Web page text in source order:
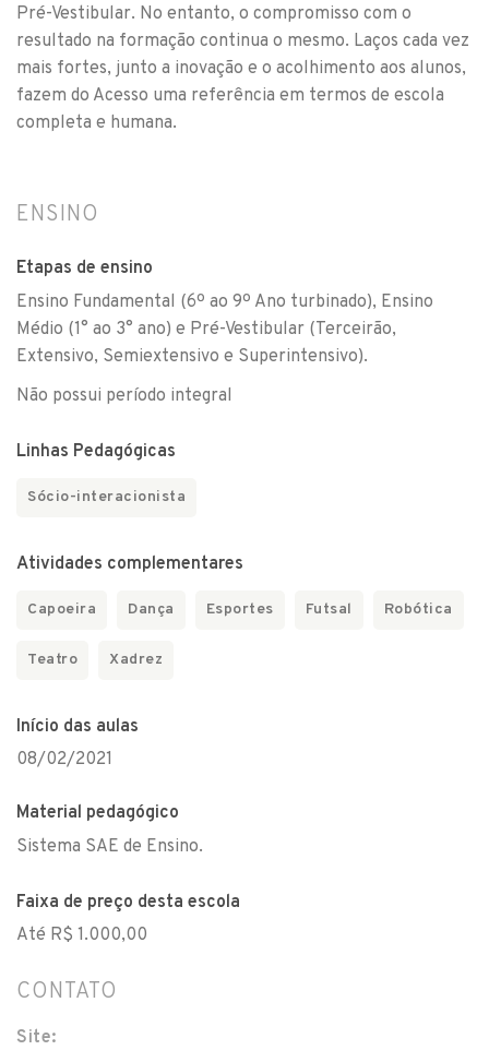
Pré-Vestibular. No entanto, o compromisso com o
resultado na formação continua o mesmo. Laços cada vez
mais fortes, junto a inovação e o acolhimento aos alunos,
fazem do Acesso uma referência em termos de escola
completa e humana.
ENSINO
Etapas de ensino
Ensino Fundamental (6º ao 9º Ano turbinado), Ensino
Médio (1° ao 3° ano) e Pré-Vestibular (Terceirão,
Extensivo, Semiextensivo e Superintensivo).
Não possui período integral
Linhas Pedagógicas
Sócio-interacionista
Atividades complementares
Capoeira Dança Esportes Futsal Robótica
Teatro Xadrez
Início das aulas
08/02/2021
Material pedagógico
Sistema SAE de Ensino.
Faixa de preço desta escola
Até R$ 1.000,00
CONTATO
Site: